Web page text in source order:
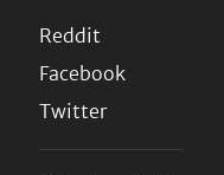
Reddit
Facebook
Twitter